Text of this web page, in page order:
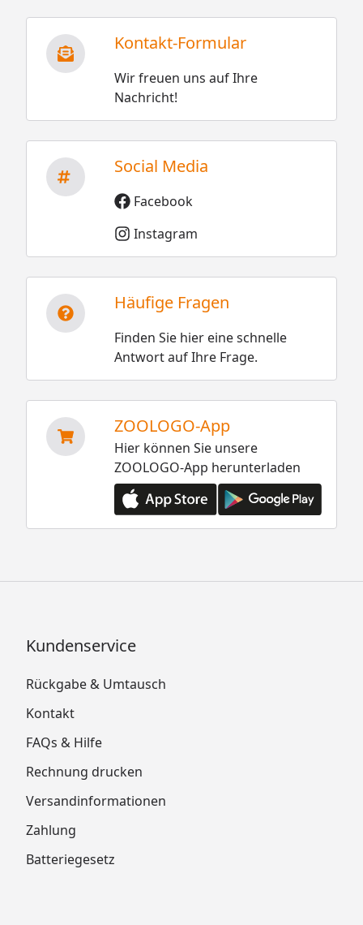
Kontakt-Formular
Wir freuen uns auf Ihre
Nachricht!
Social Media
Facebook
Instagram
Häufige Fragen
Finden Sie hier eine schnelle
Antwort auf Ihre Frage.
ZOOLOGO-App
Hier können Sie unsere
ZOOLOGO-App herunterladen
Kundenservice
Rückgabe & Umtausch
Kontakt
FAQs & Hilfe
Rechnung drucken
Versandinformationen
Zahlung
Batteriegesetz